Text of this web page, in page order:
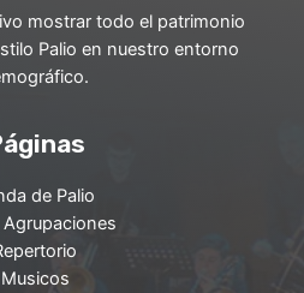
mostrar todo el patrimonio
Palio en nuestro entorno
de Palio
Agrupaciones
Musicos